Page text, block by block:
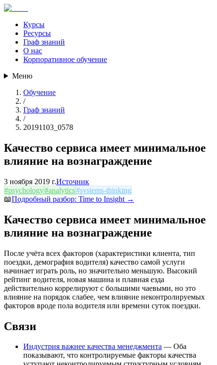
Курсы
Ресурсы
Граф знаний
О нас
Корпоративное обучение
Меню
Обучение
/
Граф знаний
/
20191103_0578
Качество сервиса имеет минимальное
влияние на вознаграждение
3 ноября 2019 г.Источник
#psychology#analytics#systems-thinking
📖Подробный разбор: Time to Insight →
Качество сервиса имеет минимальное
влияние на вознаграждение
После учёта всех факторов (характеристики клиента, тип
поездки, демография водителя) качество самой услуги
начинает играть роль, но значительно меньшую. Высокий
рейтинг водителя, новая машина и плавная езда
действительно коррелируют с большими чаевыми, но это
влияние на порядок слабее, чем влияние неконтролируемых
факторов вроде пола водителя или времени суток поездки.
Связи
Индустрия важнее качества менеджмента — Оба
показывают, что контролируемые факторы качества